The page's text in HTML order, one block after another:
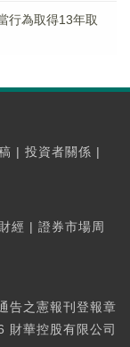
行為取得13年取
| 投資者關係 |
經 | 證券市場周
告之憲報刊登報章
華控股有限公司